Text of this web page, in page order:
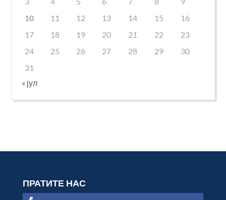
10
11 12 13 14 15
16
17
18 19 20 21 22
23
24
25 26 27 28 29
30
31
« јул
ПРАТИТЕ НАС